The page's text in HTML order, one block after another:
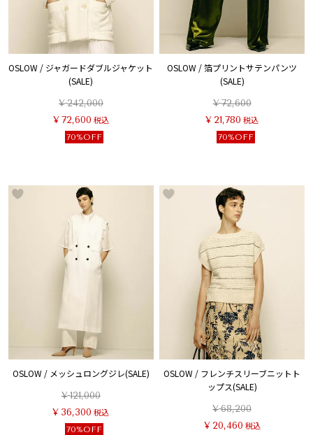
OSLOW / ジャガードダブルジャケット
(SALE)
¥242,000
¥72,600 税込
70%OFF
OSLOW / 箔プリントサテンパンツ
(SALE)
¥72,600
¥21,780 税込
70%OFF
OSLOW / メッシュロングジレ(SALE)
¥121,000
¥ 36,300 税込
70%OFF
OSLOW / フレンチスリーブニットト
ップス(SALE)
¥68,200
¥ 20,460 税込